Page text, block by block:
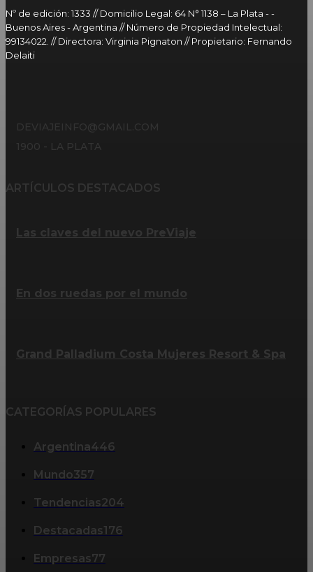
Nº de edición: 1333 // Domicilio Legal: 64 N° 1138 – La Plata - -
Buenos Aires - Argentina // Número de Propiedad Intelectual:
99134022. // Directora: Virginia Pignaton // Propietario: Fernando
Delaiti
DEVIAJEINFO@GMAIL.COM
1900 - LA PLATA
ARTÍCULOS DESTACADOS
Las claves del nuevo PreViaje
En dos ruedas por el mundo
Grand Palladium Costa Mujeres Resort & Spa
CATEGORÍAS POPULARES
Argentina446
Mundo357
Tendencias204
Destacadas176
Empresas77